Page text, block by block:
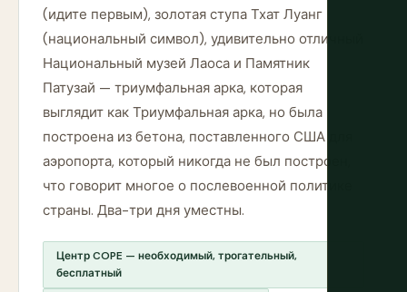
(идите первым), золотая ступа Тхат Луанг
(национальный символ), удивительно отличный
Национальный музей Лаоса и Памятник
Патузай — триумфальная арка, которая
выглядит как Триумфальная арка, но была
построена из бетона, поставленного США для
аэропорта, который никогда не был построен,
что говорит многое о послевоенной политике
страны. Два-три дня уместны.
Центр COPE — необходимый, трогательный,
бесплатный